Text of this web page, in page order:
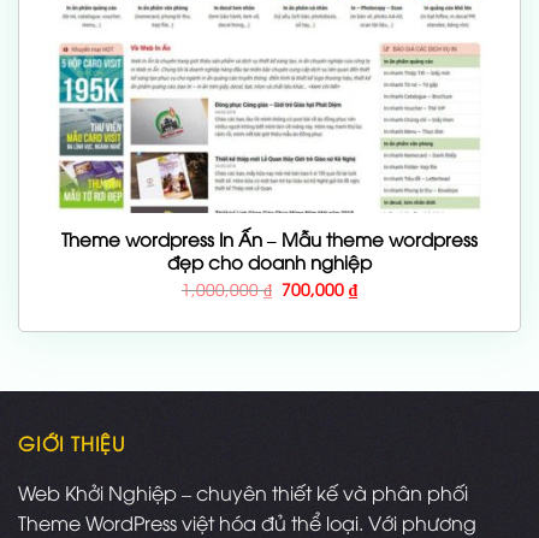
Theme wordpress In Ấn – Mẫu theme wordpress
đẹp cho doanh nghiệp
1,000,000₫ Giá
gốc
1,000,000 ₫.
700,000₫Giá
hiện
là:
GIỚI THIỆU
Web Khởi Nghiệp – chuyên thiết kế và phân phối
Theme WordPress việt hóa đủ thể loại. Với phương